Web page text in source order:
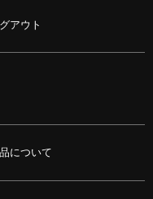
アウト
について